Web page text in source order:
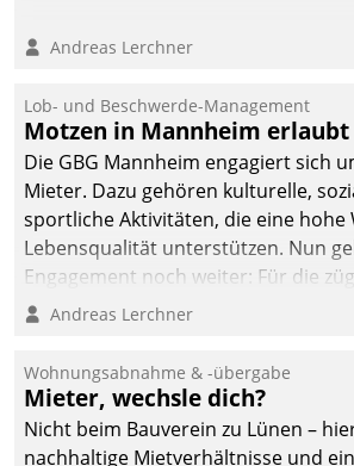
Andreas Lerchner
Lob- und Beschwerde-Management
Motzen in Mannheim erlaubt
Die GBG Mannheim engagiert sich
Mieter. Dazu gehören kulturelle,
sportliche Aktivitäten, die eine hohe
Lebensqualität unterstützen. Nun
Engagement noch weiter: Für die
von Beschwerden – oder Lob –
und Beschwerde-Management einen
ein.
Andreas Lerchner
Wohnungsabnahme & -übergabe
Mieter, wechsle dich?
Nicht beim Bauverein zu Lünen –
nachhaltige Mietverhältnisse und